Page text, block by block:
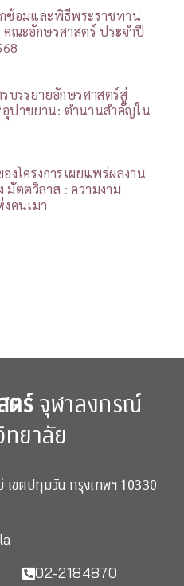
ซ้อมและพิธีพระราชทาน
ณะอักษรศาสตร์ ประจำปี
บรรยายอักษรศาสตร์สู่
อุปาขยาน: ตำนานสำคัญใน
งโครงการเผยแพร่ผลงาน
มัตตวิลาส : ความงาม
คนเมา
ตร์จุฬาลงกรณ์
ทยาลัย
เขตปทุมวัน กรุงเทพฯ 10330
02-2184870